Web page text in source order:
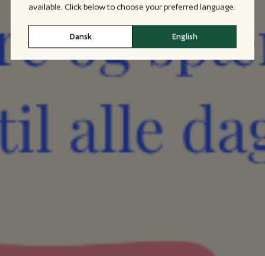
available. Click below to choose your preferred language.
Dansk English